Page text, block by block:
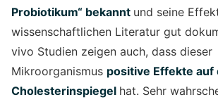
Probiotikum“ bekannt und seine
wissenschaftlichen Literatur gut
vivo Studien zeigen auch, dass dieser
Mikroorganismus positive Effekte auf
Cholesterinspiegel hat. Sehr